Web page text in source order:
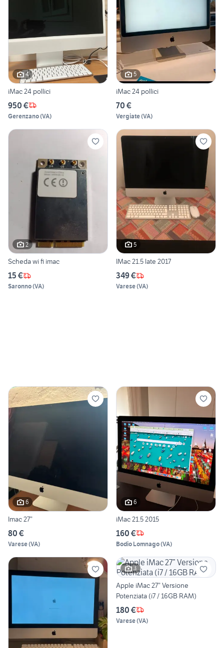
4
iMac 24 pollici
950 €
Gerenzano(VA)
5
iMac 24 pollici
70 €
Vergiate(VA)
2
Scheda wi fi imac
15 €
Saronno(VA)
5
IMac 21.5 late 2017
349 €
Varese(VA)
6
Imac 27”
80 €
Varese(VA)
6
iMac 21.5 2015
160 €
Bodio Lomnago(VA)
3
Apple iMac 27” Versione
Potenziata (i7 / 16GB RAM)
180 €
Varese(VA)